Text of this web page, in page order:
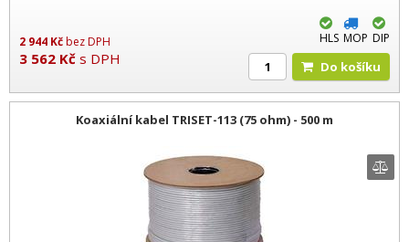
2 944 Kčbez DPH
3 562 Kč s DPH
HLS MOP DIP
Do košíku
Koaxiální kabel TRISET-113 (75 ohm) - 500 m